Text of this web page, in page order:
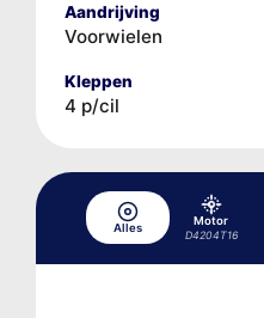
Aandrijving
Voorwielen
Kleppen
4 p/cil
Alles
Motor
D4204T16